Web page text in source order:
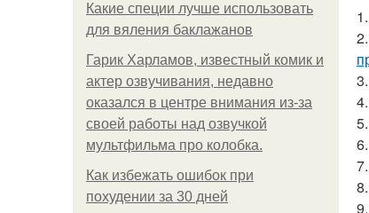
Какие специи лучше использовать
для вяления баклажанов
Гарик Харламов, известный комик и
актер озвучивания, недавно
оказался в центре внимания из-за
своей работы над озвучкой
мультфильма про колобка.
Как избежать ошибок при
похудении за 30 дней
1.
2.
3.
4.
5.
6.
7.
8.
9.